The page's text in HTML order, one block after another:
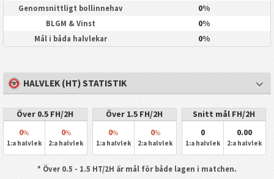
Genomsnittligt bollinnehav 0%
BLGM & Vinst 0%
Mål i båda halvlekar 0%
HALVLEK (HT) STATISTIK
Över 0.5 FH/2H
0%
1:a halvlek
0%
2:a halvlek
Över 1.5 FH/2H
0%
1:a halvlek
0%
2:a halvlek
Snitt mål FH/2H
0
1:a halvlek
0.00
2:a halvlek
* Över 0.5 - 1.5 HT/2H är mål för både lagen i matchen.